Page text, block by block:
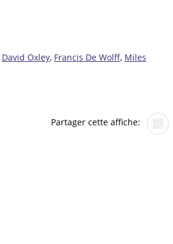
David Oxley, Francis De Wolff, Miles
Partager cette affiche: